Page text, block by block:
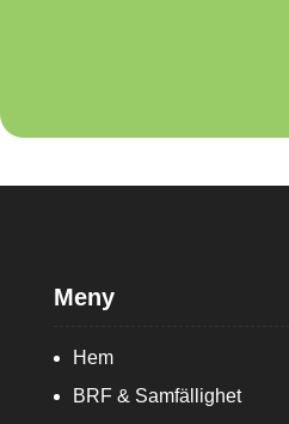
Meny
Hem
BRF & Samfällighet